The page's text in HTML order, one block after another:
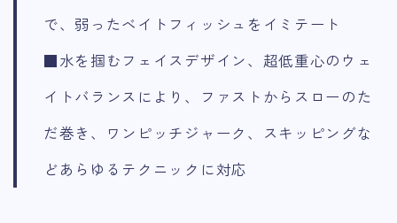
で、弱ったベイトフィッシュをイミテート
■水を掴むフェイスデザイン、超低重心のウェ
イトバランスにより、ファストからスローのた
だ巻き、ワンピッチジャーク、スキッピングな
どあらゆるテクニックに対応